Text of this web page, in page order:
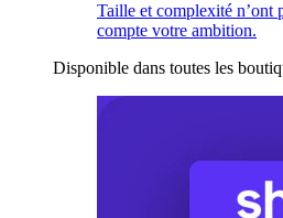
Taille et complexité n’ont
compte votre ambition.
Disponible dans toutes les